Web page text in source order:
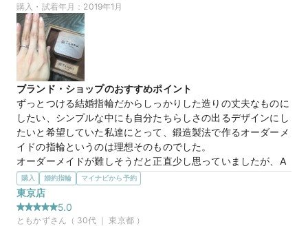
お試しとして入籍指輪も作ってくれるので、最終的に希望に合
わたサイズ、色味で調整できます。結婚指輪が出来上がるのは
数ヶ月先ですが、入籍指輪含めて今からとても楽しみです。
マイナビ限定
この店舗のおすすめ特典情報
TANZOとマイナビウエディングから最大61,000円分の特典をプレ
ゼント！
購入・試着年月： 2019年1月
ブランド・ショップのおすすめポイント
ずっとつける結婚指輪だからしっかりした造りの丈夫なものに
したい、シンプルな中にも自分たちらしさの出るデザインにし
たいと希望していた私達にとって、鍛造製法で作るオーダーメ
イドの指輪というのは理想そのものでした。
オーダーメイドが難しそうだと正直少し思っていましたが、A
よりBといった感じで好みを伝えていくうちにだんだんと形に
してもらうことができ、最終的に満足のいくデザインに仕上げ
てもらえました。
本当に世界に一つだけの自分たちの結婚指輪を、と思われる方
購入 婚約指輪 マイナビから予約
東京店
5.0
ともかずさん（ 30代 ｜ 東京都）